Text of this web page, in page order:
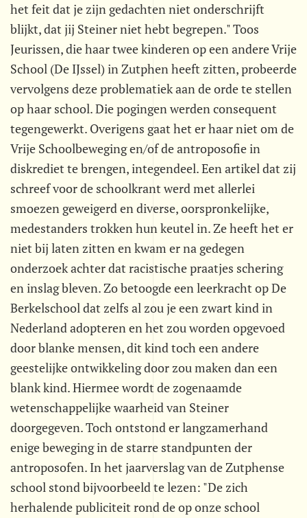
het feit dat je zijn gedachten niet onderschrijft
blijkt, dat jij Steiner niet hebt begrepen." Toos
Jeurissen, die haar twee kinderen op een andere Vrije
School (De IJssel) in Zutphen heeft zitten, probeerde
vervolgens deze problematiek aan de orde te stellen
op haar school. Die pogingen werden consequent
tegengewerkt. Overigens gaat het er haar niet om de
Vrije Schoolbeweging en/of de antroposofie in
diskrediet te brengen, integendeel. Een artikel dat zij
schreef voor de schoolkrant werd met allerlei
smoezen geweigerd en diverse, oorspronkelijke,
medestanders trokken hun keutel in. Ze heeft het er
niet bij laten zitten en kwam er na gedegen
onderzoek achter dat racistische praatjes schering
en inslag bleven. Zo betoogde een leerkracht op De
Berkelschool dat zelfs al zou je een zwart kind in
Nederland adopteren en het zou worden opgevoed
door blanke mensen, dit kind toch een andere
geestelijke ontwikkeling door zou maken dan een
blank kind. Hiermee wordt de zogenaamde
wetenschappelijke waarheid van Steiner
doorgegeven. Toch ontstond er langzamerhand
enige beweging in de starre standpunten der
antroposofen. In het jaarverslag van de Zutphense
school stond bijvoorbeeld te lezen: "De zich
herhalende publiciteit rond de op onze school